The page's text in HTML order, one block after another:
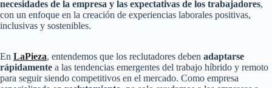
necesidades de la empresa y las expectativas de los trabajadores,
con un enfoque en la creación de experiencias laborales positivas,
inclusivas y sostenibles.
En LaPieza, entendemos que los reclutadores deben adaptarse
rápidamente a las tendencias emergentes del trabajo híbrido y remoto
para seguir siendo competitivos en el mercado. Como empresa